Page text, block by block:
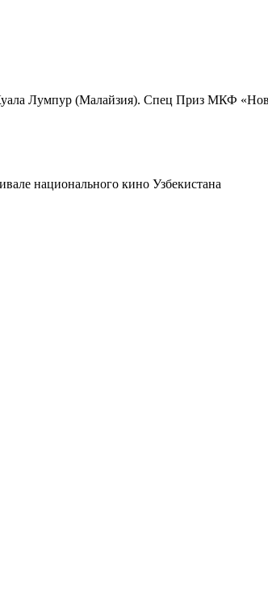
Лумпур (Малайзия). Спец Приз МКФ
национального кино Узбекистана